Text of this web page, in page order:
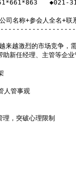
◆021-
司名称+参会人全名+联
来越激烈的市场竞争
新任经理、主管等企
管事观
突破心理限制